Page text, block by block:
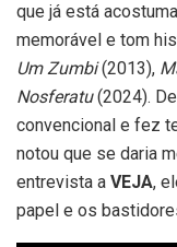
que já está
memorável e tom
Um Zumbi(2013),
Nosferatu(2024).
convencional e fez
notou que se daria
entrevista a VEJA,
papel e os